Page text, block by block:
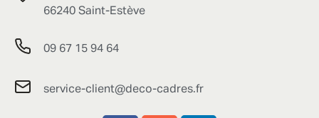
66240 Saint-Estève
09 67 15 94 64
service-client@deco-cadres.fr